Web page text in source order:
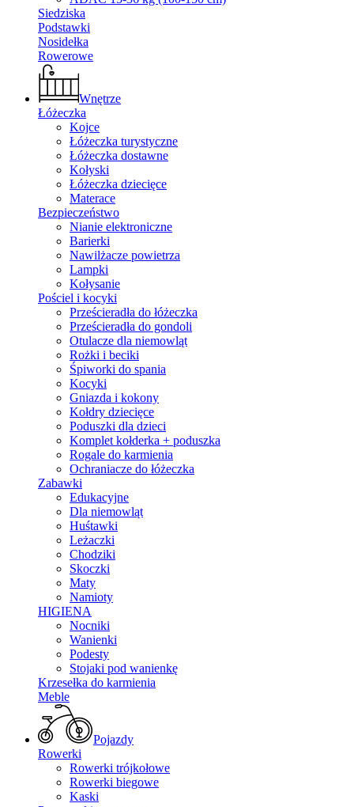
Siedziska
Podstawki
Nosidełka
Rowerowe
Wnętrze
Łóżeczka
Kojce
Łóżeczka turystyczne
Łóżeczka dostawne
Kołyski
Łóżeczka dziecięce
Materace
Bezpieczeństwo
Nianie elektroniczne
Barierki
Nawilżacze powietrza
Lampki
Kołysanie
Pościel i kocyki
Prześcieradła do łóżeczka
Prześcieradła do gondoli
Otulacze dla niemowląt
Rożki i beciki
Śpiworki do spania
Kocyki
Gniazda i kokony
Kołdry dziecięce
Poduszki dla dzieci
Komplet kołderka + poduszka
Rogale do karmienia
Ochraniacze do łóżeczka
Zabawki
Edukacyjne
Dla niemowląt
Huśtawki
Leżaczki
Chodziki
Skoczki
Maty
Namioty
HIGIENA
Nocniki
Wanienki
Podesty
Stojaki pod wanienkę
Krzesełka do karmienia
Meble
Pojazdy
Rowerki
Rowerki trójkołowe
Rowerki biegowe
Kaski